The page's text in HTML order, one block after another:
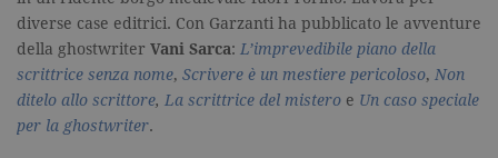
diverse case editrici. Con Garzanti ha pubblicato le avventure
della ghostwriter Vani Sarca: L’imprevedibile piano della
scrittrice senza nome, Scrivere è un mestiere pericoloso, Non
ditelo allo scrittore, La scrittrice del mistero e Un caso speciale
per la ghostwriter.
e utilizzato
calcolare i
visitatori,
sessioni e
rapporti di